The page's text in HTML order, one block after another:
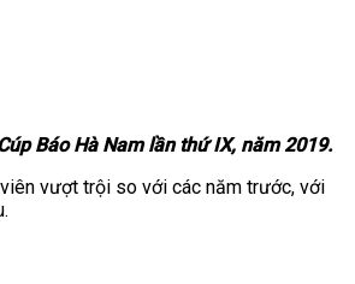
Báo Hà Nam lần thứ IX, năm 2019.
vượt trội so với các năm trước, với